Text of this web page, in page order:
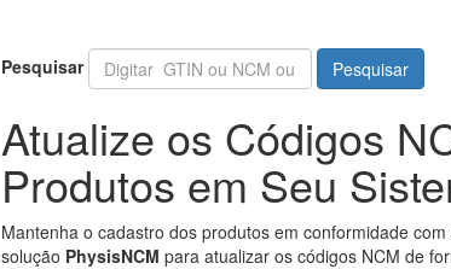
Pesquisar Pesquisar
Atualize os Códigos
Produtos em Seu
Mantenha o cadastro dos produtos em conformidade
solução PhysisNCM para atualizar os códigos NCM de